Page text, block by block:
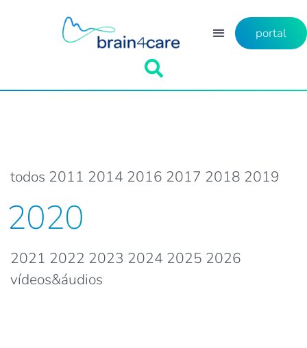
portal
todos 2011 2014 2016 2017 2018 2019
2020
2021 2022 2023 2024 2025 2026
vídeos&áudios